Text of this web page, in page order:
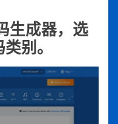
生成器，选
别。